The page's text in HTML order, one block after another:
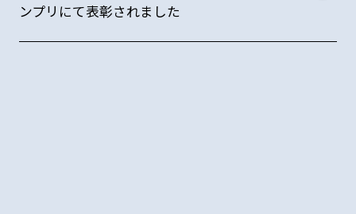
ンプリにて表彰されました